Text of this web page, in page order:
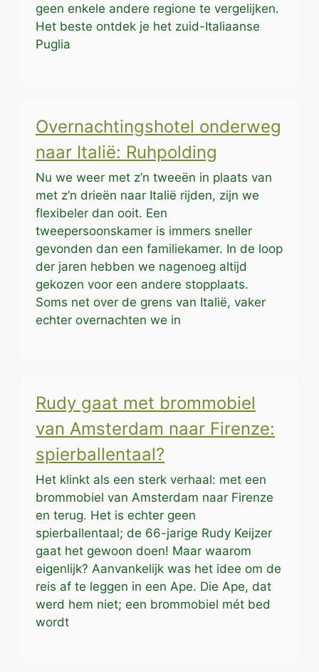
geen enkele andere regione te vergelijken.
Het beste ontdek je het zuid-Italiaanse
Puglia
Overnachtingshotel onderweg
naar Italië: Ruhpolding
Nu we weer met z’n tweeën in plaats van
met z’n drieën naar Italië rijden, zijn we
flexibeler dan ooit. Een
tweepersoonskamer is immers sneller
gevonden dan een familiekamer. In de loop
der jaren hebben we nagenoeg altijd
gekozen voor een andere stopplaats.
Soms net over de grens van Italië, vaker
echter overnachten we in
Rudy gaat met brommobiel
van Amsterdam naar Firenze:
spierballentaal?
Het klinkt als een sterk verhaal: met een
brommobiel van Amsterdam naar Firenze
en terug. Het is echter geen
spierballentaal; de 66-jarige Rudy Keijzer
gaat het gewoon doen! Maar waarom
eigenlijk? Aanvankelijk was het idee om de
reis af te leggen in een Ape. Die Ape, dat
werd hem niet; een brommobiel mét bed
wordt